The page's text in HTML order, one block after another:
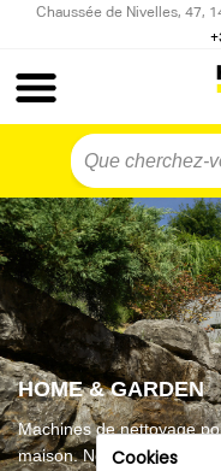
Chaussée de Nivelles, 47,
HOME & GARDEN
Machines de nettoyage
maison. Nettoyeurs haute
Cookies